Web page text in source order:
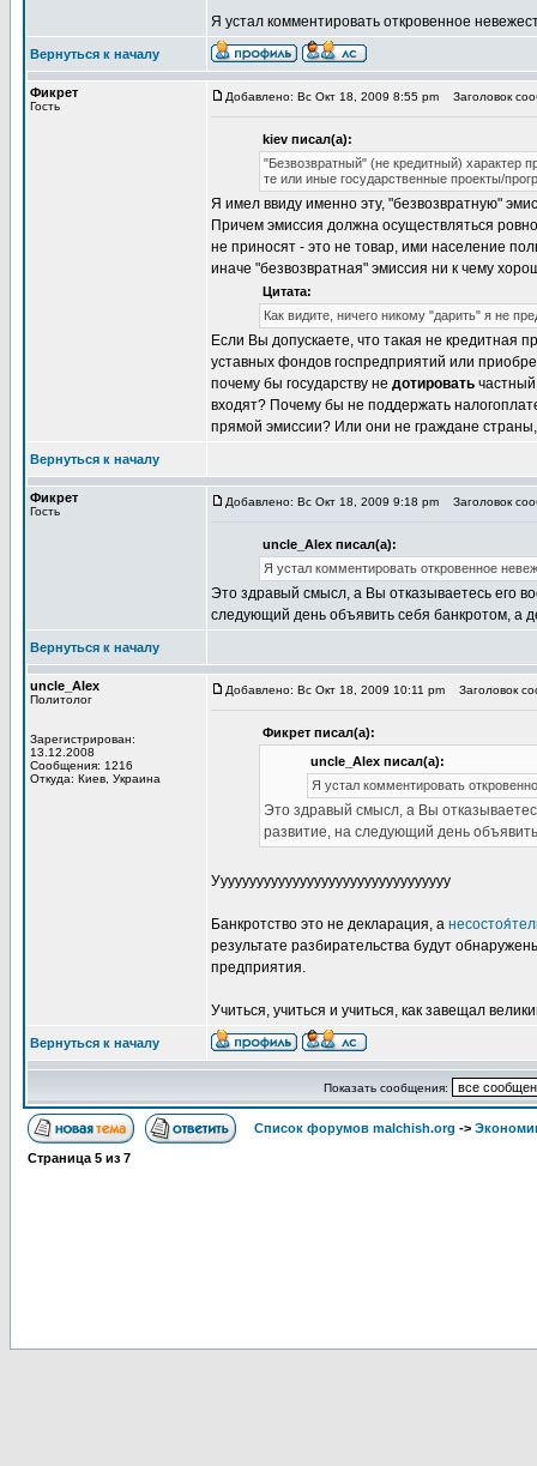
Я устал комментировать откровенное
Вернуться к началу
Фикрет
Гость
Добавлено: Вс Окт 18, 2009 8:55 pm Заголовок
kiev писал(а):
"Безвозвратный" (не кредитный) характер
те или иные государственные проекты/
Я имел ввиду именно эту, "безвозвратную"
Причем эмиссия должна осуществляться
не приносят - это не товар, ими население
иначе "безвозвратная" эмиссия ни к чему
Цитата:
Как видите, ничего никому "дарить" я не
Если Вы допускаете, что такая не кредитная
уставных фондов госпредприятий или
почему бы государству не дотировать
входят? Почему бы не поддержать
прямой эмиссии? Или они не граждане
Вернуться к началу
Фикрет
Гость
Добавлено: Вс Окт 18, 2009 9:18 pm Заголовок
uncle_Alex писал(а):
Я устал комментировать откровенное
Это здравый смысл, а Вы отказываетесь его
следующий день объявить себя банкротом, а
Вернуться к началу
uncle_Alex
Политолог
Зарегистрирован:
13.12.2008
Сообщения: 1216
Откуда: Киев, Украина
Добавлено: Вс Окт 18, 2009 10:11 pm Заголовок
Фикрет писал(а):
uncle_Alex писал(а):
Я устал комментировать
Это здравый смысл, а Вы
развитие, на следующий день
Ууууууууууууууууууууууууууууууууу
Банкротство это не декларация, а
результате разбирательства будут
предприятия.
Учиться, учиться и учиться, как завещал
Вернуться к началу
Показать сообщения:
Список форумов malchish.org ->
Страница 5 из 7